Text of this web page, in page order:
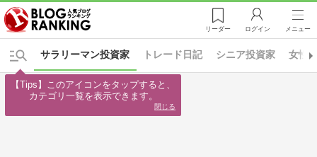
リーダー ログイン メニュー
トレード日記
サラリーマン投資家 シニア投資家 女性
【Tips】このアイコンをタップすると、
カテゴリ一覧を表示できます。
閉じる